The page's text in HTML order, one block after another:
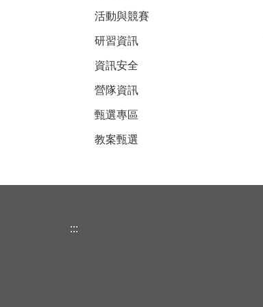
活動與競賽
研習資訊
資訊安全
營隊資訊
甄選專區
教案甄選
:::